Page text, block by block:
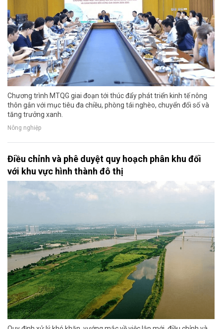
Chương trình MTQG giai đoạn tới thúc đẩy phát triển kinh tế nông
thôn gắn với mục tiêu đa chiều, phòng tái nghèo, chuyển đổi số và
tăng trưởng xanh.
Nông nghiệp
Điều chỉnh và phê duyệt quy hoạch phân khu đối
với khu vực hình thành đô thị